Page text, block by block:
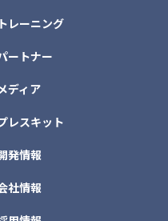
トレーニング
ートナー
ディア
レスキット
発情報
社情報